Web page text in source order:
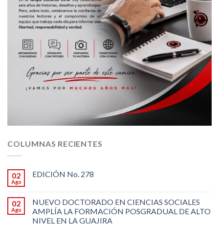
COLUMNAS RECIENTES
02
Ago
EDICIÓN No. 278
02
Ago
NUEVO DOCTORADO EN CIENCIAS SOCIALES
AMPLÍA LA FORMACIÓN POSGRADUAL DE ALTO
NIVEL EN LA GUAJIRA